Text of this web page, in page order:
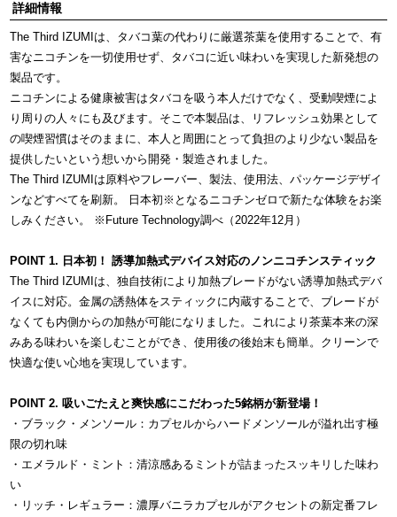
詳細情報
The Third IZUMIは、タバコ葉の代わりに厳選茶葉を使用することで、有
害なニコチンを一切使用せず、タバコに近い味わいを実現した新発想の
製品です。
ニコチンによる健康被害はタバコを吸う本人だけでなく、受動喫煙によ
り周りの人々にも及びます。そこで本製品は、リフレッシュ効果として
の喫煙習慣はそのままに、本人と周囲にとって負担のより少ない製品を
提供したいという想いから開発・製造されました。
The Third IZUMIは原料やフレーバー、製法、使用法、パッケージデザイ
ンなどすべてを刷新。 日本初※となるニコチンゼロで新たな体験をお楽
しみください。 ※Future Technology調べ（2022年12月）
POINT 1. 日本初！ 誘導加熱式デバイス対応のノンニコチンスティック
The Third IZUMIは、独自技術により加熱ブレードがない誘導加熱式デバ
イスに対応。金属の誘熱体をスティックに内蔵することで、ブレードが
なくても内側からの加熱が可能になりました。これにより茶葉本来の深
みある味わいを楽しむことができ、使用後の後始末も簡単。クリーンで
快適な使い心地を実現しています。
POINT 2. 吸いごたえと爽快感にこだわった5銘柄が新登場！
・ブラック・メンソール：カプセルからハードメンソールが溢れ出す極
限の切れ味
・エメラルド・ミント：清涼感あるミントが詰まったスッキリした味わ
い
・リッチ・レギュラー：濃厚バニラカプセルがアクセントの新定番フレ